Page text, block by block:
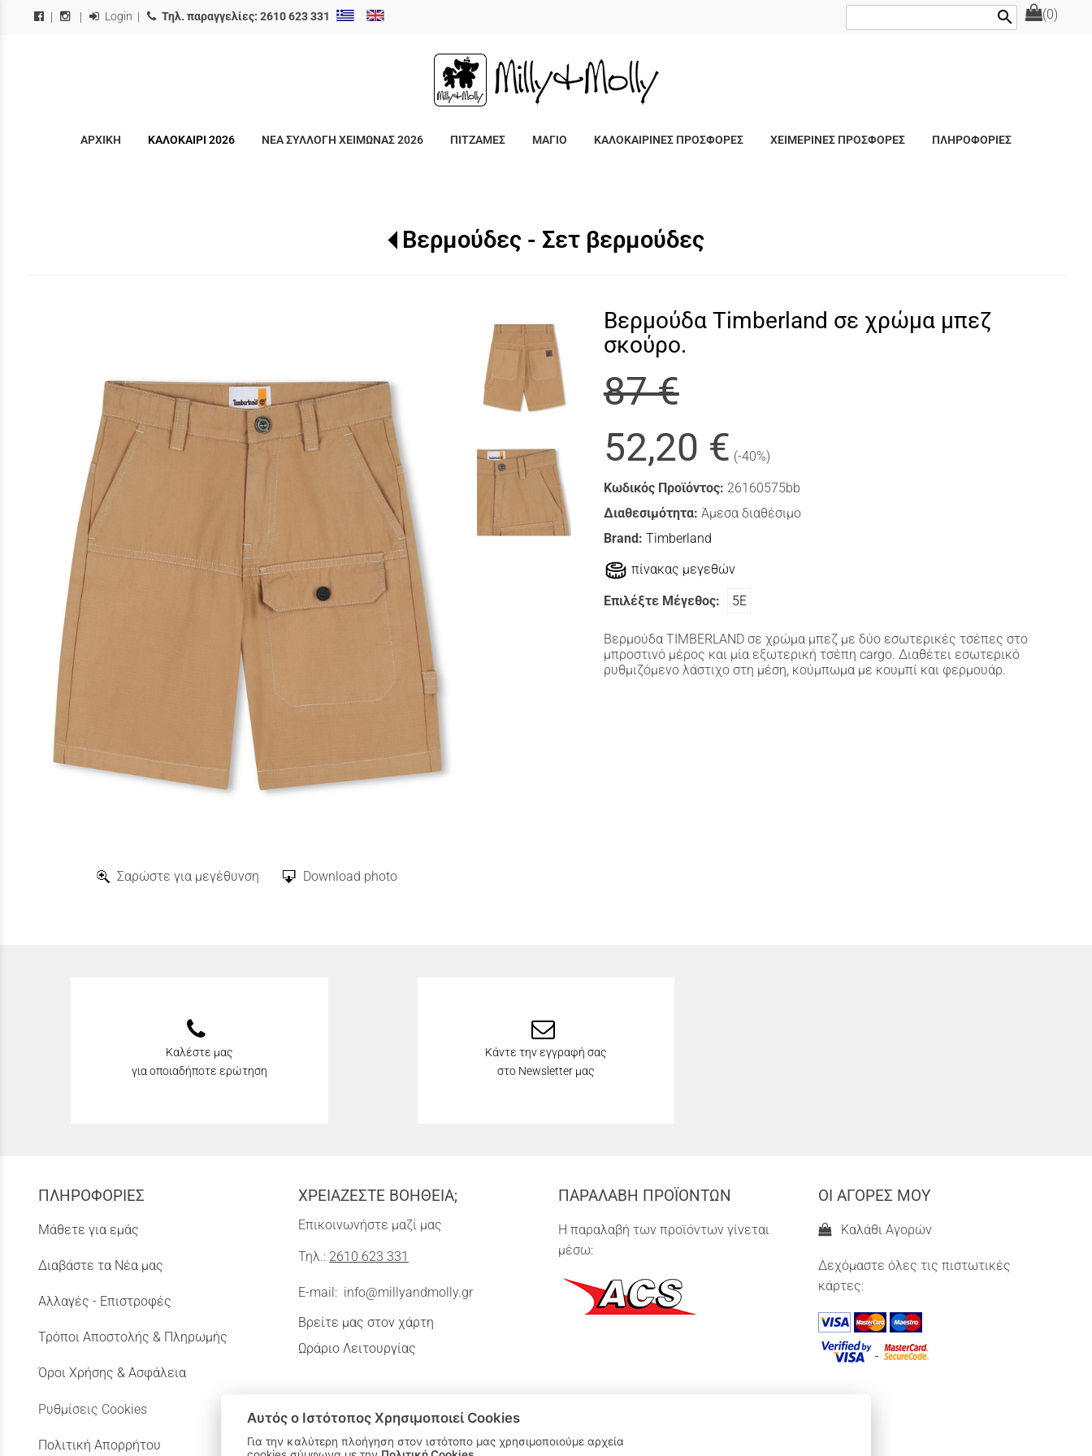
Login | Τηλ. παραγγελίες: 2610 623 331 (0)
search
ΑΡΧΙΚΗ ΚΑΛΟΚΑΙΡΙ 2026 ΝΕΑ ΣΥΛΛΟΓΗ ΧΕΙΜΩΝΑΣ 2026 ΠΙΤΖΑΜΕΣ ΜΑΓΙΟ ΚΑΛΟΚΑΙΡΙΝΕΣ ΠΡΟΣΦΟΡΕΣ ΧΕΙΜΕΡΙΝΕΣ ΠΡΟΣΦΟΡΕΣ ΠΛΗΡΟΦΟΡΙΕΣ
Βερμούδες - Σετ βερμούδες
Σαρώστε για μεγέθυνση Download photo
Βερμούδα Timberland σε χρώμα μπεζ
σκούρο.
87 €
52,20 € (-40%)
Κωδικός Προϊόντος: 26160575bb
Διαθεσιμότητα: Άμεσα διαθέσιμο
Brand: Timberland
πίνακας μεγεθών
Επιλέξτε Μέγεθος: 5Ε
Βερμούδα ΤΙΜBERLAND σε χρώμα μπεζ με δύο εσωτερικές τσέπες στο
μπροστινό μέρος και μία εξωτερική τσέπη cargo. Διαθέτει εσωτερικό
ρυθμιζόμενο λάστιχο στη μέση, κούμπωμα με κουμπί και φερμουάρ.
Καλέστε μας
για οποιαδήποτε ερώτηση
Κάντε την εγγραφή σας
στο Newsletter μας
ΠΛΗΡΟΦΟΡΙΕΣ
Μάθετε για εμάς
Διαβάστε τα Νέα μας
Αλλαγές - Επιστροφές
Τρόποι Αποστολής & Πληρωμής
Όροι Χρήσης & Ασφάλεια
Ρυθμίσεις Cookies
Πολιτική Απορρήτου
ΧΡΕΙΑΖΕΣΤΕ ΒΟΗΘΕΙΑ;
Επικοινωνήστε μαζί μας
Τηλ.: 2610 623 331
E-mail: info@millyandmolly.gr
Βρείτε μας στον χάρτη
Ωράριο Λειτουργίας
ΠΑΡΑΛΑΒΗ ΠΡΟΪΟΝΤΩΝ
Η παραλαβή των προϊόντων γίνεται
μέσω:
ΟΙ ΑΓΟΡΕΣ ΜΟΥ
Καλάθι Αγορών
Δεχόμαστε όλες τις πιστωτικές
κάρτες:
Αυτός ο Ιστότοπος Χρησιμοποιεί Cookies
Για την καλύτερη πλοήγηση στον ιστότοπο μας χρησιμοποιούμε αρχεία